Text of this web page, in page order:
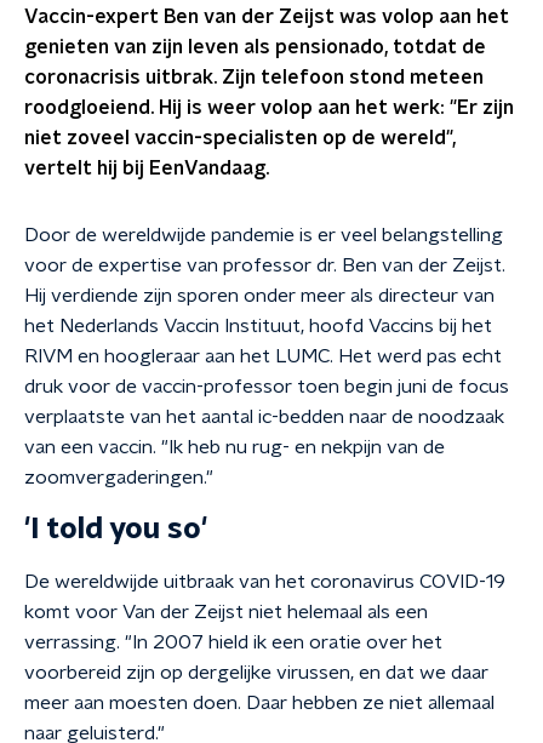
Vaccin-expert Ben van der Zeijst was volop aan het
genieten van zijn leven als pensionado, totdat de
coronacrisis uitbrak. Zijn telefoon stond meteen
roodgloeiend. Hij is weer volop aan het werk: "Er zijn
niet zoveel vaccin-specialisten op de wereld",
vertelt hij bij EenVandaag.
Door de wereldwijde pandemie is er veel belangstelling
voor de expertise van professor dr. Ben van der Zeijst.
Hij verdiende zijn sporen onder meer als directeur van
het Nederlands Vaccin Instituut, hoofd Vaccins bij het
RIVM en hoogleraar aan het LUMC. Het werd pas echt
druk voor de vaccin-professor toen begin juni de focus
verplaatste van het aantal ic-bedden naar de noodzaak
van een vaccin. "Ik heb nu rug- en nekpijn van de
zoomvergaderingen."
'I told you so'
De wereldwijde uitbraak van het coronavirus COVID-19
komt voor Van der Zeijst niet helemaal als een
verrassing. "In 2007 hield ik een oratie over het
voorbereid zijn op dergelijke virussen, en dat we daar
meer aan moesten doen. Daar hebben ze niet allemaal
naar geluisterd."